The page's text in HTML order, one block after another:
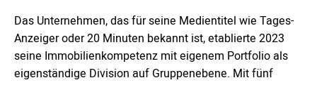
Das Unternehmen, das für seine Medientitel wie Tages-
Anzeiger oder 20 Minuten bekannt ist, etablierte 2023
seine Immobilienkompetenz mit eigenem Portfolio als
eigenständige Division auf Gruppenebene. Mit fünf